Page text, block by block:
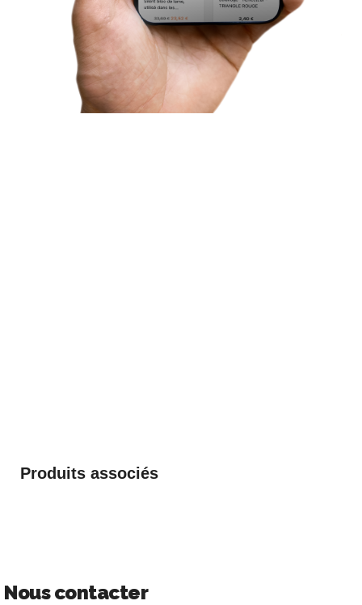
Produits associés
Nous contacter